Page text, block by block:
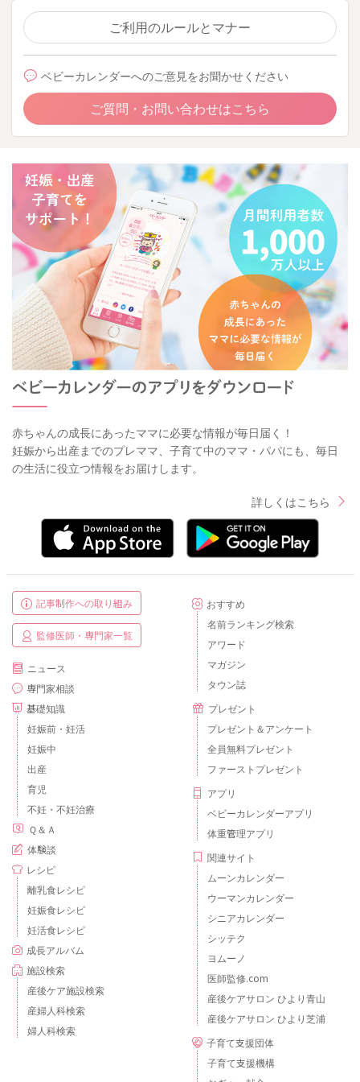
ご利用のルールとマナー
ベビーカレンダーへのご意見をお聞かせください
ご質問・お問い合わせはこちら
赤ちゃんの成長にあったママに必要な情報が毎日届く！
妊娠から出産までのプレママ、子育て中のママ・パパにも、毎日
の生活に役立つ情報をお届けします。
詳しくはこちら
記事制作への取り組み
監修医師・専門家一覧
ニュース
専門家相談
基礎知識
妊娠前・妊活
妊娠中
出産
育児
不妊・不妊治療
Ｑ＆Ａ
体験談
レシピ
離乳食レシピ
妊娠食レシピ
妊活食レシピ
成長アルバム
施設検索
産後ケア施設検索
産婦人科検索
婦人科検索
おすすめ
名前ランキング検索
アワード
マガジン
タウン誌
プレゼント
プレゼント＆アンケート
全員無料プレゼント
ファーストプレゼント
アプリ
ベビーカレンダーアプリ
体重管理アプリ
関連サイト
ムーンカレンダー
ウーマンカレンダー
シニアカレンダー
シッテク
ヨムーノ
医師監修.com
産後ケアサロン ひより青山
産後ケアサロン ひより芝浦
子育て支援団体
子育て支援機構